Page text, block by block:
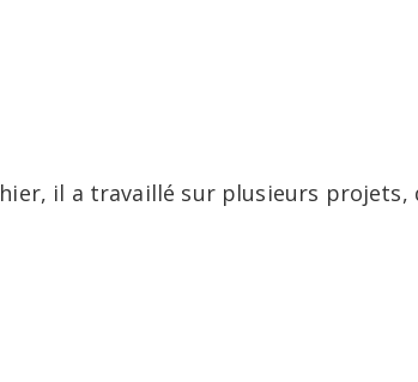
il a travaillé sur plusieurs projets,